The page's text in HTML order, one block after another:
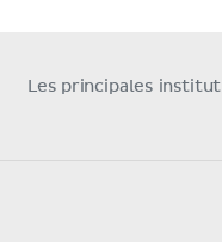
Les principales